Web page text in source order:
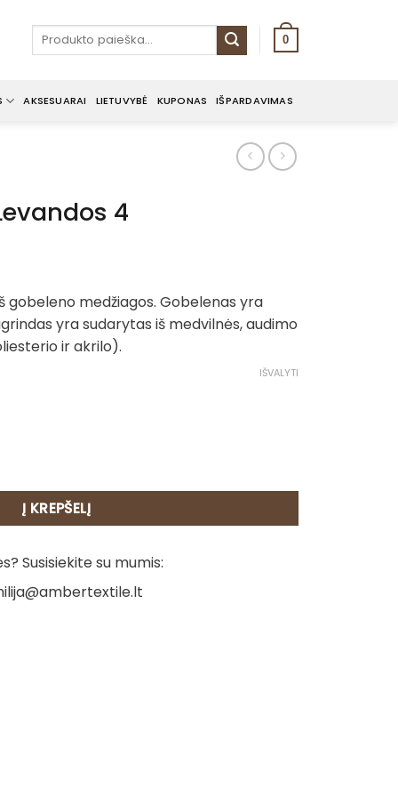
Ieškoti: 0
AKSESUARAI LIETUVYBĖ KUPONAS IŠPARDAVIMAS
4
gobeleno medžiagos. Gobelenas yra
yra sudarytas iš medvilnės, audimo
ir akrilo).
IŠVALYTI
Į KREPŠELĮ
Susisiekite su mumis: